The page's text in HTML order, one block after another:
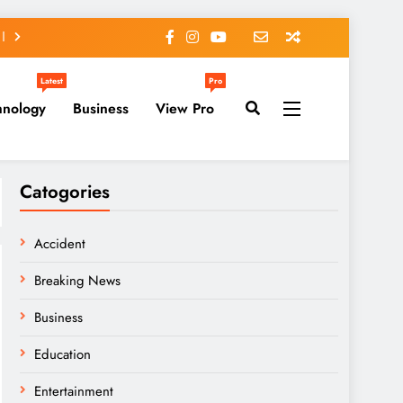
Latest
Business View Pro
Pro
Catogories
Accident
Breaking News
Business
Education
Entertainment